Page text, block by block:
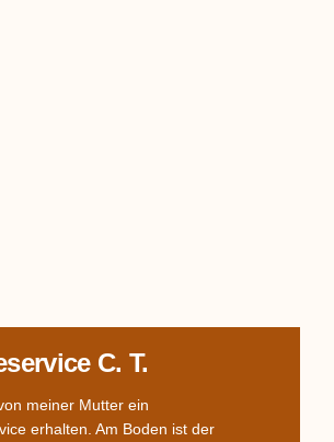
C. T.
meiner Mutter ein
erhalten. Am Boden ist der